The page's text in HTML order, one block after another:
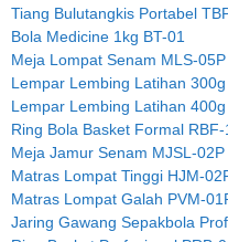
Tiang Bulutangkis Portabel
Bola Medicine 1kg BT-01
Meja Lompat Senam MLS-05P
Lempar Lembing Latihan
Lempar Lembing Latihan
Ring Bola Basket Formal RBF-
Meja Jamur Senam MJSL-02P
Matras Lompat Tinggi HJM-
Matras Lompat Galah PVM-
Jaring Gawang Sepakbola